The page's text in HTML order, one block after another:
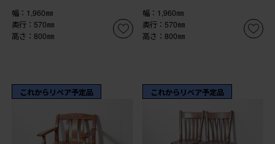
幅：1,960㎜
奥行：570㎜
高さ：800㎜
幅：1,960㎜
奥行：570㎜
高さ：800㎜
これからリペア予定品 これからリペア予定品